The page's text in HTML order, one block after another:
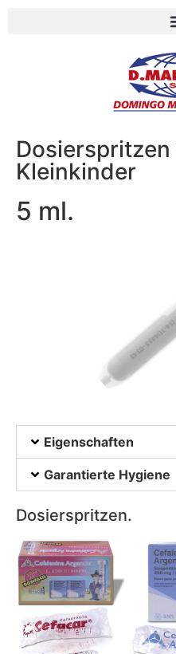
Kleinkinder
5 ml.
Eigenschaften
Garantierte Hygiene
Dosierspritzen.